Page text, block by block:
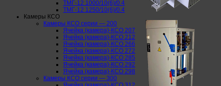
ТМГ-12 1000/10(6)/0.4
ТМГ-12 1250/10(6)/0.4
Камеры КСО
Камеры КСО серии — 200
Ячейка (камера)-КСО 207
Ячейка (камера)-КСО 212
Ячейка (камера)-КСО 266
Ячейка (камера)-КСО 272
Ячейка (камера)-КСО 285
Ячейка (камера)-КСО 292
Ячейка (камера)-КСО 298
Камеры КСО серии — 300